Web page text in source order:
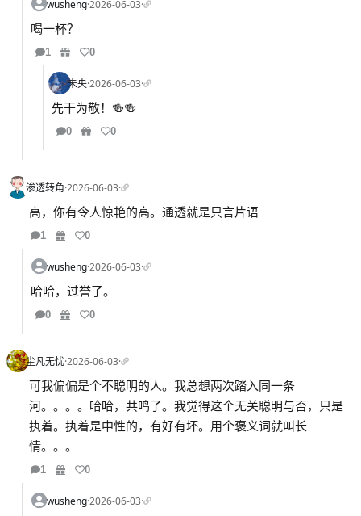
wusheng·2026-06-03·
喝一杯？
1 0
未央·2026-06-03·
先干为敬！🍻🍻
0 0
渗透转角·2026-06-03·
高，你有令人惊艳的高。通透就是只言片语
1 0
wusheng·2026-06-03·
哈哈，过誉了。
0 0
尘凡无忧·2026-06-03·
可我偏偏是个不聪明的人。我总想两次踏入同一条
河。。。。哈哈，共鸣了。我觉得这个无关聪明与否，只是
执着。执着是中性的，有好有坏。用个褒义词就叫长
情。。。
1 0
wusheng·2026-06-03·